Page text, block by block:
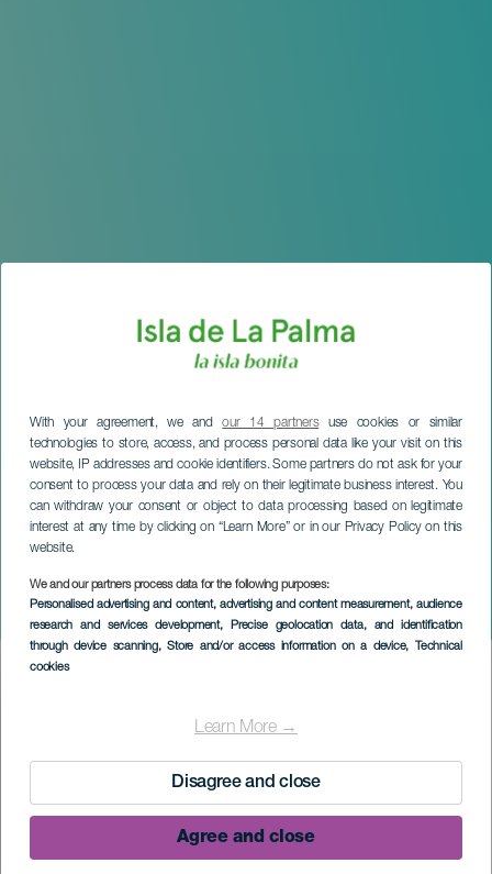
With your agreement, we andour 14 partnersuse cookies or similar
technologies to store, access, and process personal data like your visit on this
website, IP addresses and cookie identifiers. Some partners do not ask for your
consent to process your data and rely on their legitimate business interest. You
can withdraw your consent or object to data processing based on legitimate
interest at any time by clicking on “Learn More” or in our Privacy Policy on this
website.
We and our partners process data for the following purposes:
Personalised advertising and content, advertising and content measurement, audience
research and services development, Precise geolocation data, and identification
through device scanning, Store and/or access information on a device, Technical
cookies
Learn More →
Disagree and close
Agree and close
Alicja w Krainie Czarów
LA PALMA
Imagen